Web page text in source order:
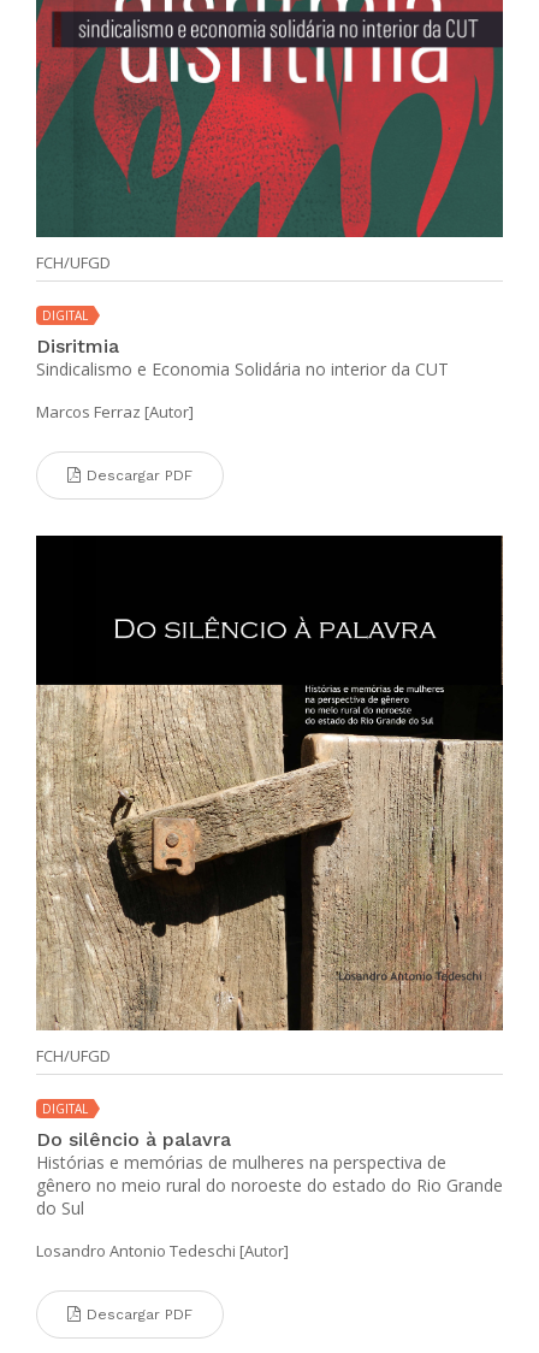
FCH/UFGD
DIGITAL
Disritmia
Sindicalismo e Economia Solidária no interior da CUT
Marcos Ferraz [Autor]
Descargar PDF
FCH/UFGD
DIGITAL
Do silêncio à palavra
Histórias e memórias de mulheres na perspectiva de
gênero no meio rural do noroeste do estado do Rio Grande
do Sul
Losandro Antonio Tedeschi [Autor]
Descargar PDF